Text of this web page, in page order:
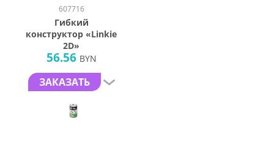
607716
Гибкий
конструктор «Linkie
2D»
56.56 BYN
ЗАКАЗАТЬ